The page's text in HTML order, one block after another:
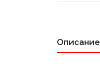
Описание